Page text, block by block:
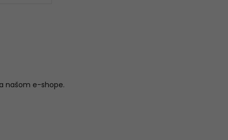
našom e-shope.